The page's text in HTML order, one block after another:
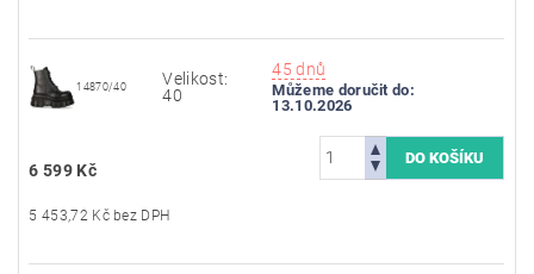
14870/40
Velikost:
40
45 dnů
Můžeme doručit do:
13.10.2026
6 599 Kč
5 453,72 Kč bez DPH